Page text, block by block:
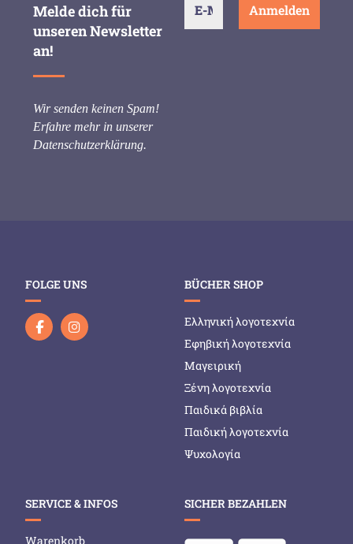
Melde dich für
unseren Newsletter
an!
Wir senden keinen Spam!
Erfahre mehr in unserer
Datenschutzerklärung.
FOLGE UNS BÜCHER SHOP
Ελληνική λογοτεχνία
Εφηβική λογοτεχνία
Μαγειρική
Ξένη λογοτεχνία
Παιδικά βιβλία
Παιδική λογοτεχνία
Ψυχολογία
SERVICE & INFOS
Warenkorb
SICHER BEZAHLEN